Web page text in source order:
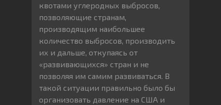
квотами углеродных выбросов,
позволяющие странам,
производящим наибольшее
количество выбросов, производить
их и дальше, откупаясь от
«развивающихся» стран и не
позволяя им самим развиваться. В
такой ситуации правильно было бы
организовать давление на США и